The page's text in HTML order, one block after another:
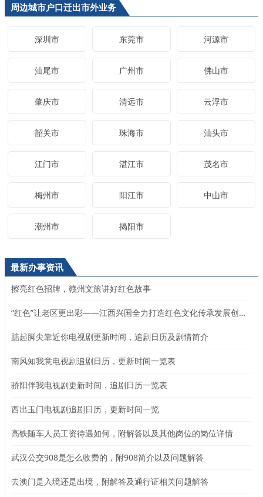
周边城市户口迁出市外业务
深圳市 东莞市 河源市
汕尾市 广州市 佛山市
肇庆市 清远市 云浮市
韶关市 珠海市 汕头市
江门市 湛江市 茂名市
梅州市 阳江市 中山市
潮州市 揭阳市
最新办事资讯
擦亮红色招牌，赣州文旅讲好红色故事
“红色”让老区更出彩——江西兴国全力打造红色文化传承发展创新示范区
踮起脚尖靠近你电视剧更新时间，追剧日历及剧情简介
南风知我意电视剧追剧日历，更新时间一览表
骄阳伴我电视剧更新时间，追剧日历一览表
西出玉门电视剧追剧日历，更新时间一览
高铁随车人员工资待遇如何，附解答以及其他岗位的岗位详情
武汉公交908是怎么收费的，附908简介以及问题解答
去澳门是入境还是出境，附解答及通行证相关问题解答